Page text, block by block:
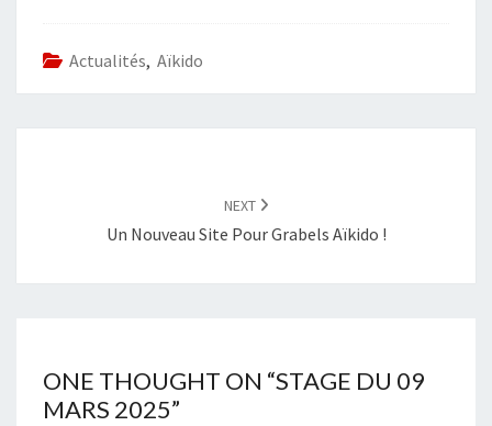
Actualités, Aïkido
NEXT
Un Nouveau Site Pour Grabels Aïkido !
ONE THOUGHT ON “STAGE DU 09
MARS 2025”